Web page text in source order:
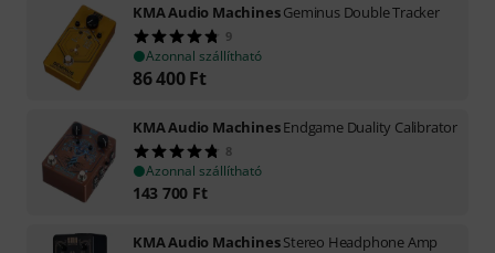
KMA Audio MachinesGeminus Double Tracker
9
Azonnal szállítható
86 400 Ft
KMA Audio MachinesEndgame Duality Calibrator
8
Azonnal szállítható
143 700 Ft
KMA Audio MachinesStereo Headphone Amp